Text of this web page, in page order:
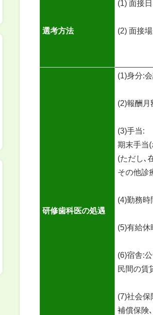
選考方法
(1) 面接
(2) 面接
研修歯科医の処遇
(1)身分:
(2)報酬月
(3)手当:
期末手当
(ただし､
その他診
(4)勤務時
(5)有給休
(6)宿舎:
民間の賃
(7)社会
補償保険